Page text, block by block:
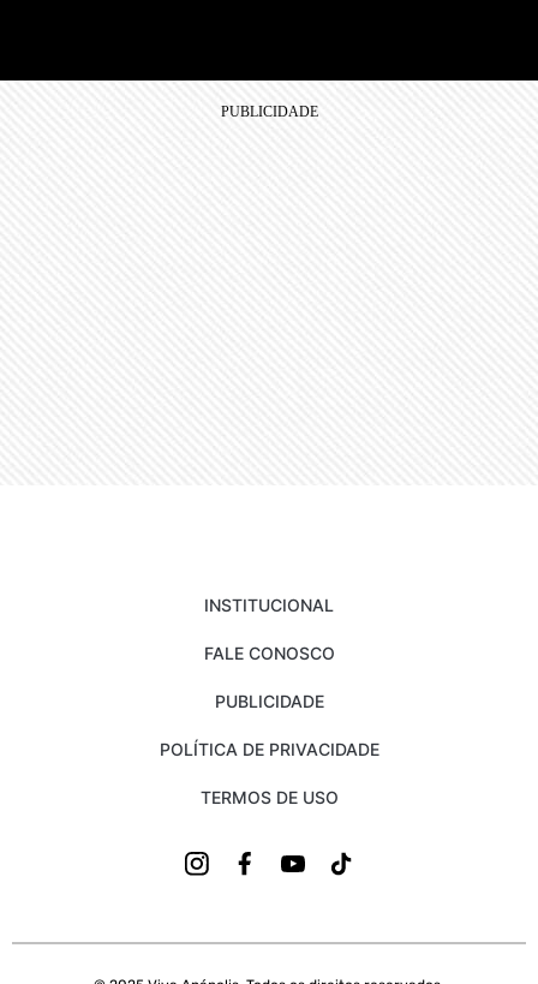
INSTITUCIONAL
FALE CONOSCO
PUBLICIDADE
POLÍTICA DE PRIVACIDADE
TERMOS DE USO